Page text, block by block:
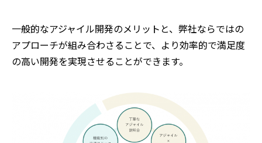
一般的なアジャイル開発のメリットと、弊社ならではの
アプローチが組み合わさることで、より効率的で満足度
の高い開発を実現させることができます。